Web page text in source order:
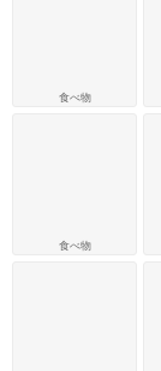
食べ物
食べ物